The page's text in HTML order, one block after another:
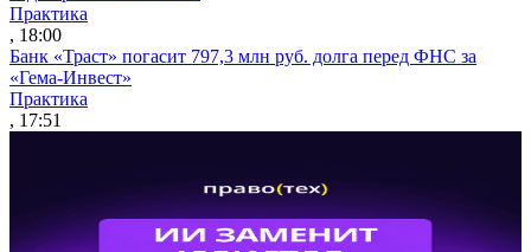
Практика
, 18:00
Банк «Траст» погасит 797,3 млн руб. долга перед ФНС за
«Гема-Инвест»
Практика
, 17:51